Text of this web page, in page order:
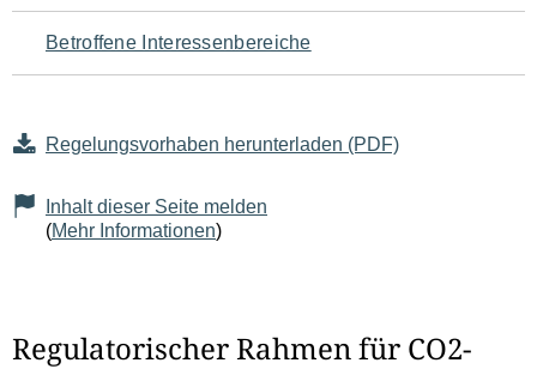
den
Seiteninhalt
Betroffene Interessenbereiche
Regelungsvorhaben herunterladen (PDF)
Inhalt dieser Seite melden
(Mehr Informationen)
Regulatorischer Rahmen für CO2-